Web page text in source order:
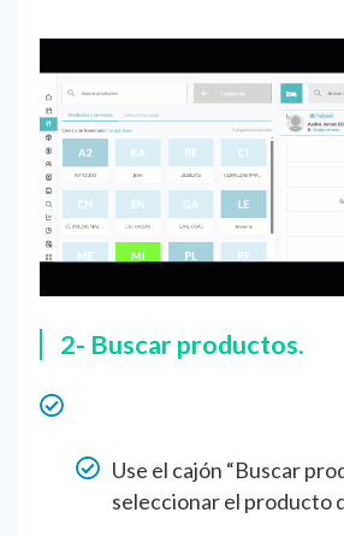
2- Buscar productos.
Use el cajón “Buscar
seleccionar el producto